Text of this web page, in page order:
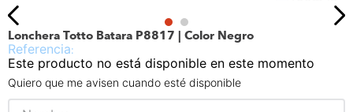
Lonchera Totto Batara P8817 | Color Negro
:
Este producto no está disponible en este momento
Quiero que me avisen cuando esté disponible
3. lavadora
4. scooter